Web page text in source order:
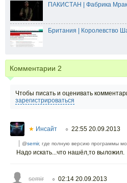
ПАКИСТАН | Фабрика
Британия | Королевство
Комментарии 2
Чтобы писать и оценивать
зарегистрироваться
★ Инсайт ○ 22:55 20.09.2013
@semir, где полную версию программы
Надо искать...что нашёл,то выложил.
semir ○ 02:14 20.09.2013